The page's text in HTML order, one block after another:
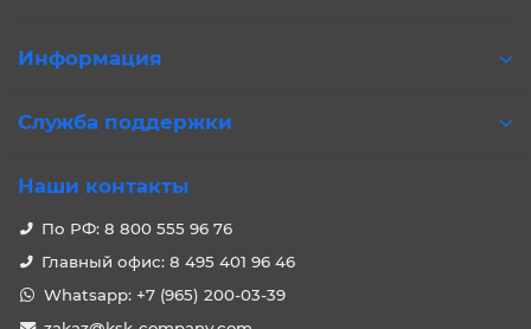
Информация
Служба поддержки
Наши контакты
По РФ: 8 800 555 96 76
Главный офис: 8 495 401 96 46
Whatsapp: +7 (965) 200-03-39